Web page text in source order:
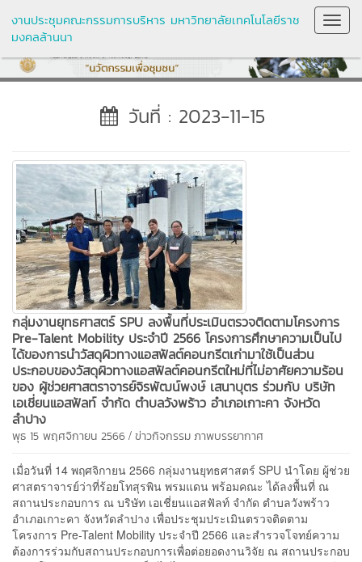
งานประชุมคณะกรรมการบริหาร มหาวิทยาลัยเทคโนโลยีราช
มงคลล้านนา
วันที่ : 2023-11-15
กลุ่มงานยุทธศาสตร์ SPU ลงพื้นที่ประเมินตรวจติดตามโครงการ
Pre-Talent Mobility ประจำปี 2566 โครงการศึกษาความเป็นไป
ได้ของการนำวัสดุผิวทางแอสฟัลต์คอนกรีตเก่ามาใช้เป็นส่วน
ประกอบของวัสดุผิวทางแอสฟัลต์คอนกรีตใหม่ที่ไม่อาศัยความร้อน
ของ ผู้ช่วยศาสตราจารย์จิรพัฒน์พงษ์ เสนาบุตร ร่วมกับ บริษัท
เอเชี่ยนแอสฟัลท์ จำกัด ตำบลวังพร้าว อำเภอเกาะคา จังหวัด
ลำปาง
พุธ 15 พฤศจิกายน 2566 / ข่าวกิจกรรมภาพบรรยากาศ
เมื่อวันที่ 14 พฤศจิกายน 2566 กลุ่มงานยุทธศาสตร์ SPU นำโดย ผู้ช่วย
ศาสตราจารย์ว่าที่ร้อยโทสุรพิน พรมแดน พร้อมคณะ ได้ลงพื้นที่ ณ
สถานประกอบการ ณ บริษัท เอเชี่ยนแอสฟัลท์ จำกัด ตำบลวังพร้าว
อำเภอเกาะคา จังหวัดลำปาง เพื่อประชุมประเมินตรวจติดตาม
โครงการ Pre-Talent Mobility ประจำปี 2566 และสำรวจโจทย์ความ
ต้องการร่วมกับสถานประกอบการเพื่อต่อยอดงานวิจัย ณ สถานประกอบ